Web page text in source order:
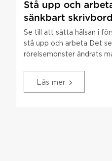
Stå upp och
sänkbart skrivbord
Se till att sätta hälsan i
stå upp och arbeta Det
rörelsemönster ändrats
Läs mer